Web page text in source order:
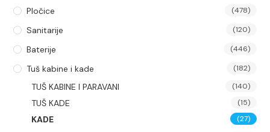
Pločice (478)
Sanitarije (120)
Baterije (446)
Tuš kabine i kade (182)
TUŠ KABINE I PARAVANI (140)
TUŠ KADE (15)
KADE (27)